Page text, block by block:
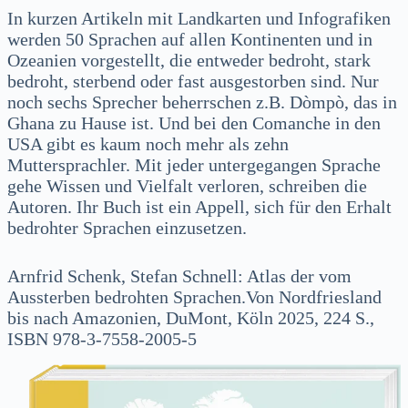
In kurzen Artikeln mit Landkarten und Infografiken
werden 50 Sprachen auf allen Kontinenten und in
Ozeanien vorgestellt, die entweder bedroht, stark
bedroht, sterbend oder fast ausgestorben sind. Nur
noch sechs Sprecher beherrschen z.B. Dòmpò, das in
Ghana zu Hause ist. Und bei den Comanche in den
USA gibt es kaum noch mehr als zehn
Muttersprachler. Mit jeder untergegangen Sprache
gehe Wissen und Vielfalt verloren, schreiben die
Autoren. Ihr Buch ist ein Appell, sich für den Erhalt
bedrohter Sprachen einzusetzen.
Arnfrid Schenk, Stefan Schnell: Atlas der vom
Aussterben bedrohten Sprachen.Von Nordfriesland
bis nach Amazonien, DuMont, Köln 2025, 224 S.,
ISBN 978-3-7558-2005-5